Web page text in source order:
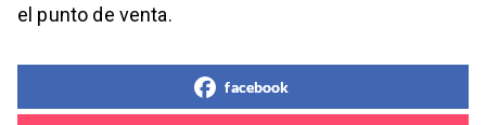
el punto de venta.
facebook